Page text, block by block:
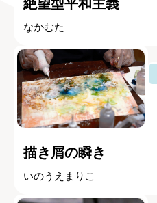
絶望型平和主義
なかむた
描き屑の瞬き
いのうえまりこ